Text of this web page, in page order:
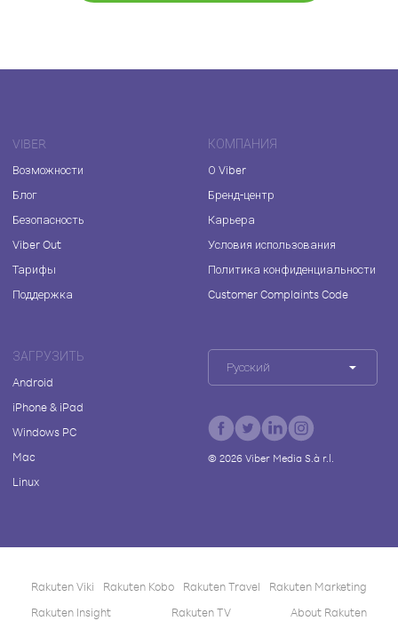
VIBER
Возможности
Блог
Безопасность
Viber Out
Тарифы
Поддержка
КОМПАНИЯ
О Viber
Бренд-центр
Карьера
Условия использования
Политика конфиденциальности
Customer Complaints Code
ЗАГРУЗИТЬ
Android
iPhone & iPad
Windows PC
Mac
Linux
Русский
© 2026Viber Media S.à r.l.
Rakuten Viki Rakuten Kobo Rakuten Travel
Rakuten Marketing
Rakuten Insight
Rakuten TV About Rakuten